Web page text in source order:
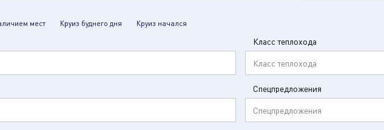
мест Круиз буднего дня Круиз начался
Класс теплохода
Класс теплохода
Спецпредложения
Спецпредложения